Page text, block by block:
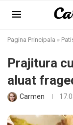
Pagina Principala »
Prajitura
aluat
Carmen